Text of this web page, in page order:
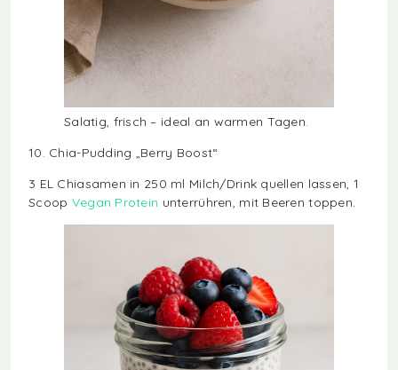
Salatig, frisch – ideal an warmen Tagen.
10. Chia-Pudding „Berry Boost“
3 EL Chiasamen in 250 ml Milch/Drink quellen lassen, 1
Scoop Vegan Protein unterrühren, mit Beeren toppen.